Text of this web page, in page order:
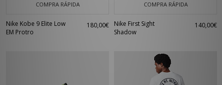
COMPRA RÁPIDA
Nike Kobe 9 Elite Low
EM Protro
180,00€
COMPRA RÁPIDA
Nike First Sight
Shadow
140,00€